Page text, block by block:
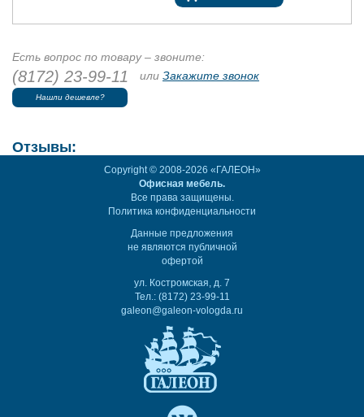
Есть вопрос по товару – звоните:
(8172) 23-99-11 или Закажите звонок
Нашли дешевле?
Отзывы:
Copyright © 2008-2026 «ГАЛЕОН»
Офисная мебель.
Все права защищены.
Политика конфиденциальности
Данные предложения
не являются публичной
офертой
ул. Костромская, д. 7
Тел.: (8172) 23-99-11
galeon@galeon-vologda.ru